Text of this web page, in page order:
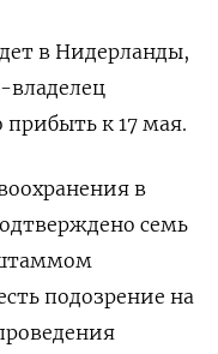
​в Нидерланды,
владелец
к 17 мая.
в
семь
подозрение на